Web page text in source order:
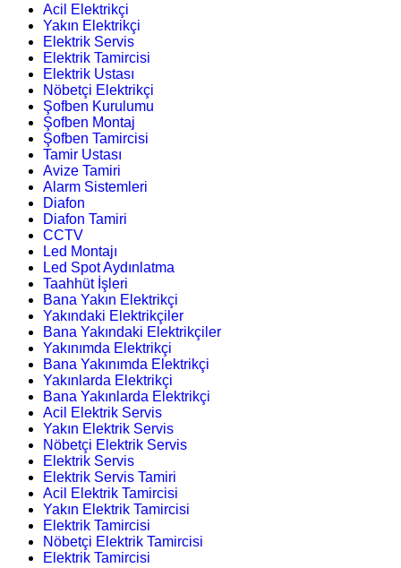
Acil Elektrikçi
Yakın Elektrikçi
Elektrik Servis
Elektrik Tamircisi
Elektrik Ustası
Nöbetçi Elektrikçi
Şofben Kurulumu
Şofben Montaj
Şofben Tamircisi
Tamir Ustası
Avize Tamiri
Alarm Sistemleri
Diafon
Diafon Tamiri
CCTV
Led Montajı
Led Spot Aydınlatma
Taahhüt İşleri
Bana Yakın Elektrikçi
Yakındaki Elektrikçiler
Bana Yakındaki Elektrikçiler
Yakınımda Elektrikçi
Bana Yakınımda Elektrikçi
Yakınlarda Elektrikçi
Bana Yakınlarda Elektrikçi
Acil Elektrik Servis
Yakın Elektrik Servis
Nöbetçi Elektrik Servis
Elektrik Servis
Elektrik Servis Tamiri
Acil Elektrik Tamircisi
Yakın Elektrik Tamircisi
Elektrik Tamircisi
Nöbetçi Elektrik Tamircisi
Elektrik Tamircisi